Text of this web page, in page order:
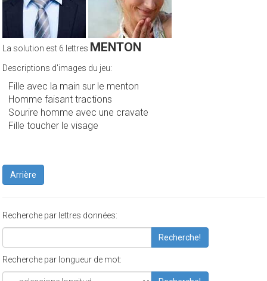
La solution est 6 lettres MENTON
Descriptions d'images du jeu:
Fille avec la main sur le menton
Homme faisant tractions
Sourire homme avec une cravate
Fille toucher le visage
Arrière
Recherche par lettres données:
Recherche!
Recherche par longueur de mot: